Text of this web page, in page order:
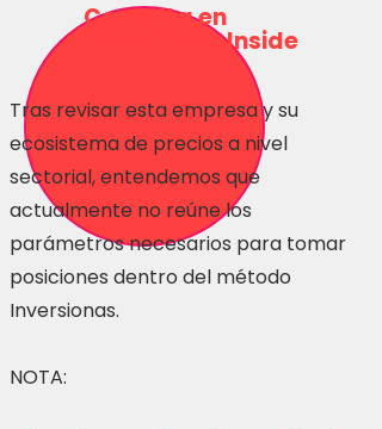
Consulta en
Inversionas Inside
Tras revisar esta empresa y su
ecosistema de precios a nivel
sectorial, entendemos que
actualmente no reúne los
parámetros necesarios para tomar
posiciones dentro del método
Inversionas.
NOTA: